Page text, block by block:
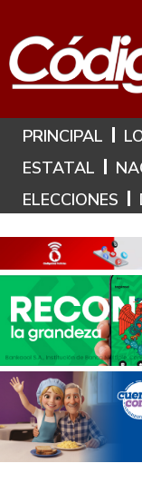
Hoy
PRINCIPAL
ESTATAL
ELECCIONES